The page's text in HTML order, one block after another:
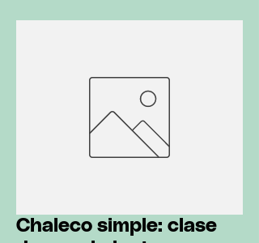
Chaleco simple: clase